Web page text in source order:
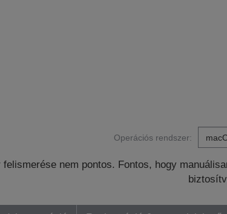
Operációs rendszer:
nem pontos. Fontos, hogy